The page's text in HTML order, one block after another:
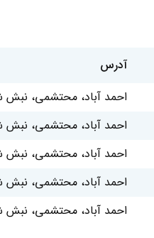
آدرس
احمد آباد، محتشمی، نبش
احمد آباد، محتشمی، نبش
احمد آباد، محتشمی، نبش
احمد آباد، محتشمی، نبش
احمد آباد، محتشمی، نبش